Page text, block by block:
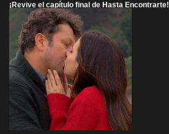
¡Revive el capítulo final de Hasta Encontrarte!